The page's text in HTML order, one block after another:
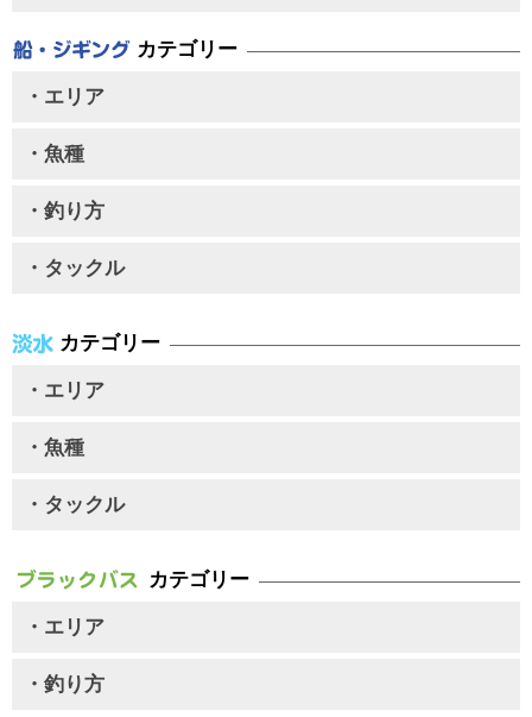
カテゴリー
・エリア
・魚種
・釣り方
・タックル
カテゴリー
・エリア
・魚種
・タックル
カテゴリー
・エリア
・釣り方